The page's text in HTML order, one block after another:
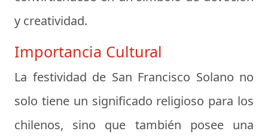
y creatividad.
Importancia Cultural
La festividad de San Francisco Solano no
solo tiene un significado religioso para los
chilenos, sino que también posee una